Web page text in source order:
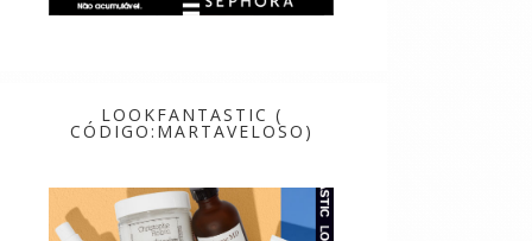
LOOKFANTASTIC (
CÓDIGO:MARTAVELOSO)